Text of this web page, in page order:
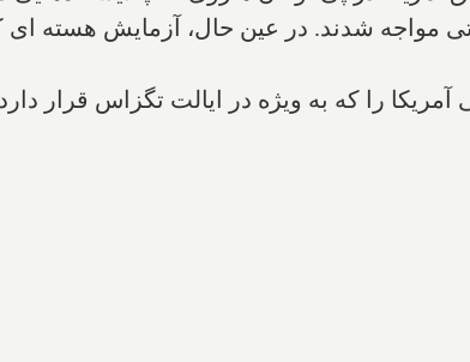
مواجه شدند. در عین حال،‌ آزمایش هسته ای
را که به ویژه در ایالت تگزاس قرار